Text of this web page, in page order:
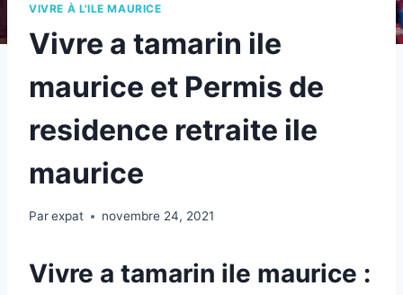
VIVRE À L'ILE MAURICE
Vivre a tamarin ile
maurice et Permis de
residence retraite ile
maurice
Parexpat novembre 24, 2021
Vivre a tamarin ile maurice :